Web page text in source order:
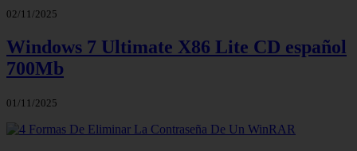
02/11/2025
Windows 7 Ultimate X86 Lite CD español
700Mb
01/11/2025